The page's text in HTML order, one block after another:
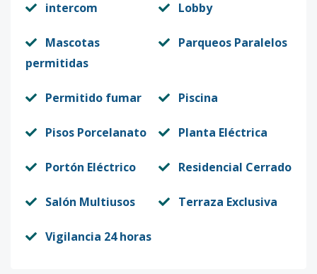
intercom Lobby
Mascotas
permitidas
Parqueos Paralelos
Permitido fumar Piscina
Pisos Porcelanato Planta Eléctrica
Portón Eléctrico Residencial Cerrado
Salón Multiusos Terraza Exclusiva
Vigilancia 24 horas